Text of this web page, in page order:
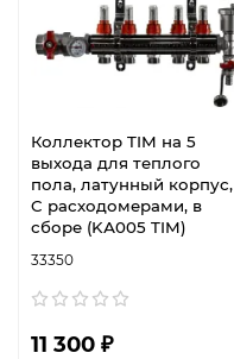
Коллектор TIM на 5
выхода для теплого
пола, латунный корпус,
C расходомерами, в
сборе (KА005 TIM)
33350
11 300 ₽